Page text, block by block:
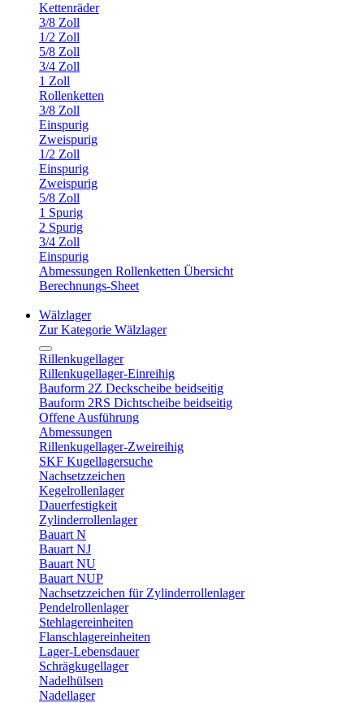
Kettenräder
3/8 Zoll
1/2 Zoll
5/8 Zoll
3/4 Zoll
1 Zoll
Rollenketten
3/8 Zoll
Einspurig
Zweispurig
1/2 Zoll
Einspurig
Zweispurig
5/8 Zoll
1 Spurig
2 Spurig
3/4 Zoll
Einspurig
Abmessungen Rollenketten Übersicht
Berechnungs-Sheet
Wälzlager
Zur Kategorie Wälzlager
Rillenkugellager
Rillenkugellager-Einreihig
Bauform 2Z Deckscheibe beidseitig
Bauform 2RS Dichtscheibe beidseitig
Offene Ausführung
Abmessungen
Rillenkugellager-Zweireihig
SKF Kugellagersuche
Nachsetzzeichen
Kegelrollenlager
Dauerfestigkeit
Zylinderrollenlager
Bauart N
Bauart NJ
Bauart NU
Bauart NUP
Nachsetzzeichen für Zylinderrollenlager
Pendelrollenlager
Stehlagereinheiten
Flanschlagereinheiten
Lager-Lebensdauer
Schrägkugellager
Nadelhülsen
Nadellager